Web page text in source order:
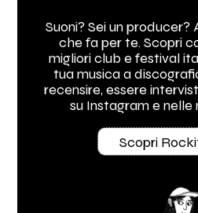
Suoni? Sei un producer?
che fa per te. Scopri
migliori club e festival
tua musica a
recensire, essere
su Instagram e nelle
Scopri